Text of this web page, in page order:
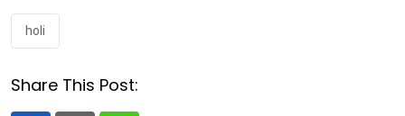
holi
Share This Post: